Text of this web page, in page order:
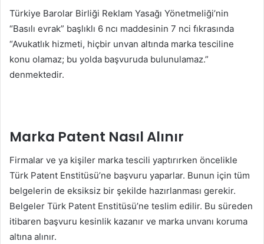
Türkiye Barolar Birliği Reklam Yasağı Yönetmeliği’nin
“Basılı evrak” başlıklı 6 ncı maddesinin 7 nci fıkrasında
“Avukatlık hizmeti, hiçbir unvan altında marka tesciline
konu olamaz; bu yolda başvuruda bulunulamaz.”
denmektedir.
Marka Patent Nasıl Alınır
Firmalar ve ya kişiler marka tescili yaptırırken öncelikle
Türk Patent Enstitüsü’ne başvuru yaparlar. Bunun için tüm
belgelerin de eksiksiz bir şekilde hazırlanması gerekir.
Belgeler Türk Patent Enstitüsü’ne teslim edilir. Bu süreden
itibaren başvuru kesinlik kazanır ve marka unvanı koruma
altına alınır.